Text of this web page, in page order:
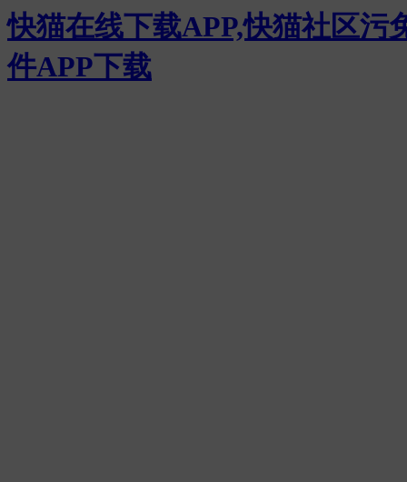
快猫在线下载APP,快猫社区污
件APP下载